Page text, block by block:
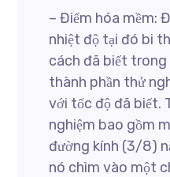
– Điểm hóa mềm:
nhiệt độ tại đó bi
cách đã biết trong
thành phần thử
với tốc độ đã biết.
nghiệm bao gồm
đường kính (3/8)
nó chìm vào một